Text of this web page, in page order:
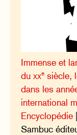
Immense et
duxxe siècle,
dans les
international
Encyclopédie
Sambuc